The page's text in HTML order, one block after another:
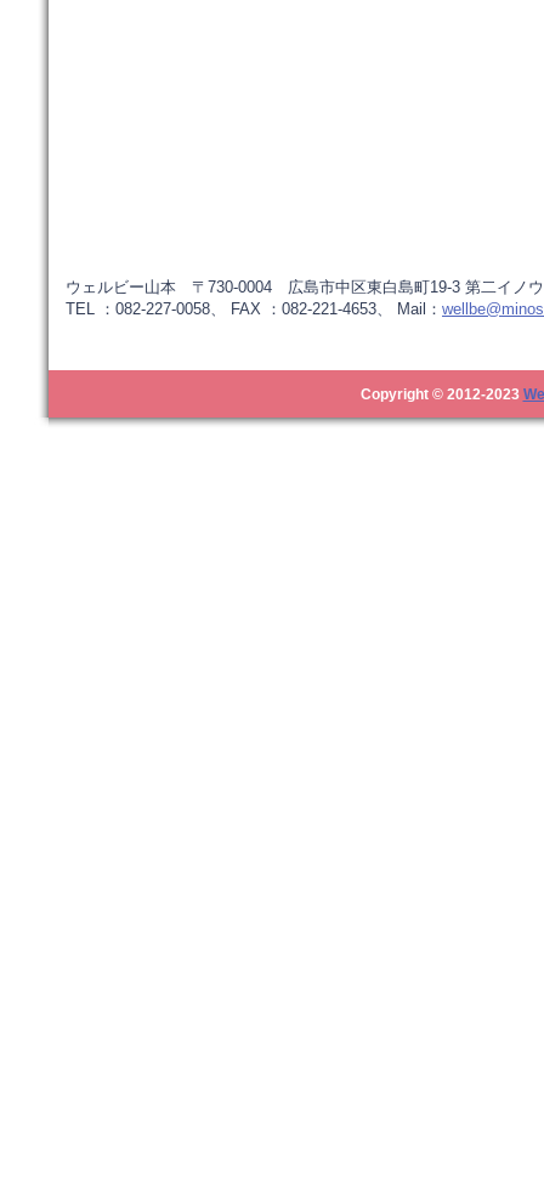
ウェルビー山本 〒730-0004 広島市中区東白島町19-3 第二イノ
TEL ：082-227-0058、 FAX ：082-221-4653、 Mail：
Copyright © 2012-2023